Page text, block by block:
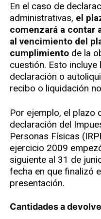
En el caso de
administrativas, el
comenzará a contar
al vencimiento del
cumplimiento de la
cuestión. Esto
declaración o
recibo o liquidación
Por ejemplo, el plazo
declaración del
Personas Físicas
ejercicio 2009
siguiente al 31 de
fecha en que finalizó
presentación.
Cantidadesa